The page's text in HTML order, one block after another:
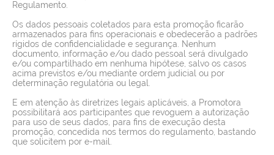
Regulamento.
Os dados pessoais coletados para esta promoção ficarão
armazenados para fins operacionais e obedecerão a padrões
rígidos de confidencialidade e segurança. Nenhum
documento, informação e/ou dado pessoal será divulgado
e/ou compartilhado em nenhuma hipótese, salvo os casos
acima previstos e/ou mediante ordem judicial ou por
determinação regulatória ou legal.
E em atenção às diretrizes legais aplicáveis, a Promotora
possibilitará aos participantes que revoguem a autorização
para uso de seus dados, para fins de execução desta
promoção, concedida nos termos do regulamento, bastando
que solicitem por e-mail.